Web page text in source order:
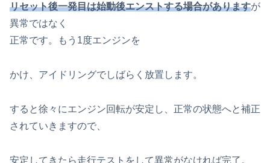
リセット後一発目は始動後エンストする場合がありますが
異常ではなく
正常です。もう1度エンジンを
かけ、アイドリングでしばらく放置します。
すると徐々にエンジン回転が安定し、正常の状態へと補正
されていきますので、
安定してきたら走行テストをして異常がなければ完了。